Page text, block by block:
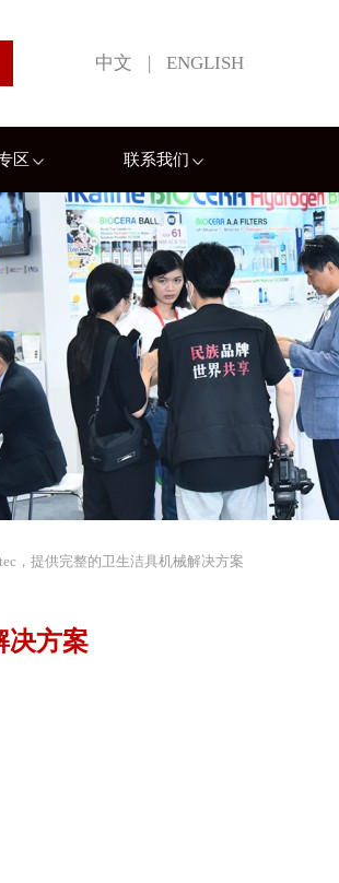
中文 | ENGLISH
区 联系我们
，提供完整的卫生洁具机械解决方案
决方案